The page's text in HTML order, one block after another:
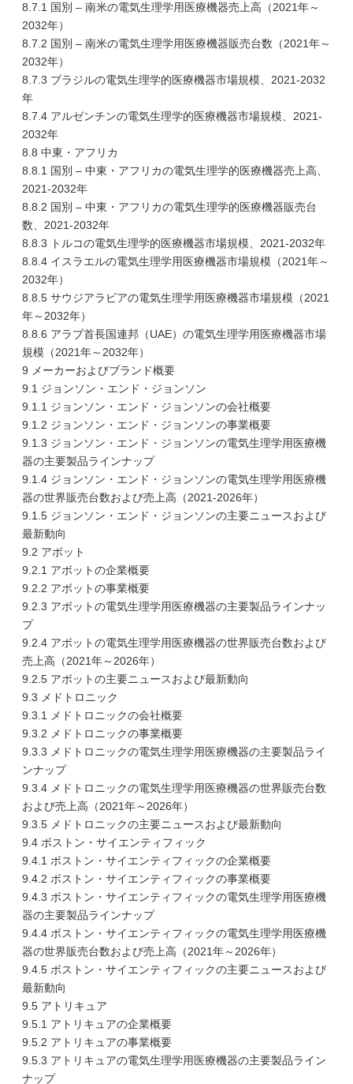
8.7.1 国別 – 南米の電気生理学用医療機器売上高（2021年～
2032年）
8.7.2 国別 – 南米の電気生理学用医療機器販売台数（2021年～
2032年）
8.7.3 ブラジルの電気生理学的医療機器市場規模、2021-2032
年
8.7.4 アルゼンチンの電気生理学的医療機器市場規模、2021-
2032年
8.8 中東・アフリカ
8.8.1 国別 – 中東・アフリカの電気生理学的医療機器売上高、
2021-2032年
8.8.2 国別 – 中東・アフリカの電気生理学的医療機器販売台
数、2021-2032年
8.8.3 トルコの電気生理学的医療機器市場規模、2021-2032年
8.8.4 イスラエルの電気生理学用医療機器市場規模（2021年～
2032年）
8.8.5 サウジアラビアの電気生理学用医療機器市場規模（2021
年～2032年）
8.8.6 アラブ首長国連邦（UAE）の電気生理学用医療機器市場
規模（2021年～2032年）
9 メーカーおよびブランド概要
9.1 ジョンソン・エンド・ジョンソン
9.1.1 ジョンソン・エンド・ジョンソンの会社概要
9.1.2 ジョンソン・エンド・ジョンソンの事業概要
9.1.3 ジョンソン・エンド・ジョンソンの電気生理学用医療機
器の主要製品ラインナップ
9.1.4 ジョンソン・エンド・ジョンソンの電気生理学用医療機
器の世界販売台数および売上高（2021-2026年）
9.1.5 ジョンソン・エンド・ジョンソンの主要ニュースおよび
最新動向
9.2 アボット
9.2.1 アボットの企業概要
9.2.2 アボットの事業概要
9.2.3 アボットの電気生理学用医療機器の主要製品ラインナッ
プ
9.2.4 アボットの電気生理学用医療機器の世界販売台数および
売上高（2021年～2026年）
9.2.5 アボットの主要ニュースおよび最新動向
9.3 メドトロニック
9.3.1 メドトロニックの会社概要
9.3.2 メドトロニックの事業概要
9.3.3 メドトロニックの電気生理学用医療機器の主要製品ライ
ンナップ
9.3.4 メドトロニックの電気生理学用医療機器の世界販売台数
および売上高（2021年～2026年）
9.3.5 メドトロニックの主要ニュースおよび最新動向
9.4 ボストン・サイエンティフィック
9.4.1 ボストン・サイエンティフィックの企業概要
9.4.2 ボストン・サイエンティフィックの事業概要
9.4.3 ボストン・サイエンティフィックの電気生理学用医療機
器の主要製品ラインナップ
9.4.4 ボストン・サイエンティフィックの電気生理学用医療機
器の世界販売台数および売上高（2021年～2026年）
9.4.5 ボストン・サイエンティフィックの主要ニュースおよび
最新動向
9.5 アトリキュア
9.5.1 アトリキュアの企業概要
9.5.2 アトリキュアの事業概要
9.5.3 アトリキュアの電気生理学用医療機器の主要製品ライン
ナップ